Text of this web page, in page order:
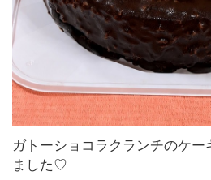
ガトーショコラクランチのケ
ました♡